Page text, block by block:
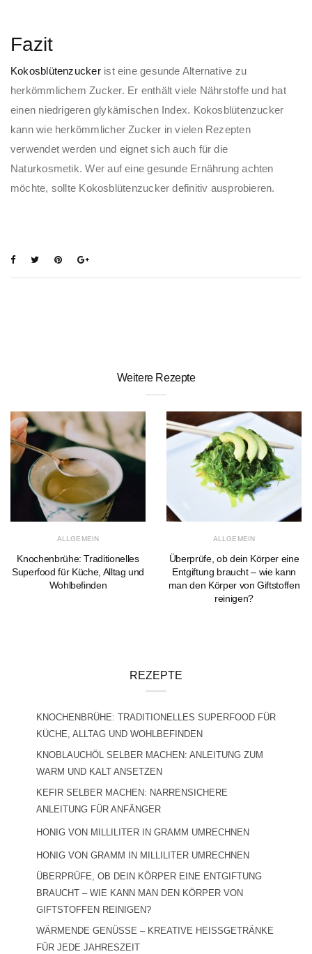
Fazit
Kokosblütenzuckerist eine gesunde Alternative zu
herkömmlichem Zucker. Er enthält viele Nährstoffe und hat
einen niedrigeren glykämischen Index. Kokosblütenzucker
kann wie herkömmlicher Zucker in vielen Rezepten
verwendet werden und eignet sich auch für die
Naturkosmetik. Wer auf eine gesunde Ernährung achten
möchte, sollte Kokosblütenzucker definitiv ausprobieren.
Weitere Rezepte
ALLGEMEIN
Knochenbrühe: Traditionelles
Superfood für Küche, Alltag und
Wohlbefinden
ALLGEMEIN
Überprüfe, ob dein Körper eine
Entgiftung braucht – wie kann
man den Körper von Giftstoffen
reinigen?
REZEPTE
KNOCHENBRÜHE: TRADITIONELLES SUPERFOOD FÜR
KÜCHE, ALLTAG UND WOHLBEFINDEN
KNOBLAUCHÖL SELBER MACHEN: ANLEITUNG ZUM
WARM UND KALT ANSETZEN
KEFIR SELBER MACHEN: NARRENSICHERE
ANLEITUNG FÜR ANFÄNGER
HONIG VON MILLILITER IN GRAMM UMRECHNEN
HONIG VON GRAMM IN MILLILITER UMRECHNEN
ÜBERPRÜFE, OB DEIN KÖRPER EINE ENTGIFTUNG
BRAUCHT – WIE KANN MAN DEN KÖRPER VON
GIFTSTOFFEN REINIGEN?
WÄRMENDE GENÜSSE – KREATIVE HEISSGETRÄNKE F
ÜR JEDE JAHRESZEIT